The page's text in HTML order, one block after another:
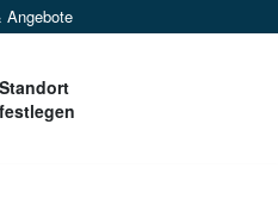
Angebote
Standort
festlegen